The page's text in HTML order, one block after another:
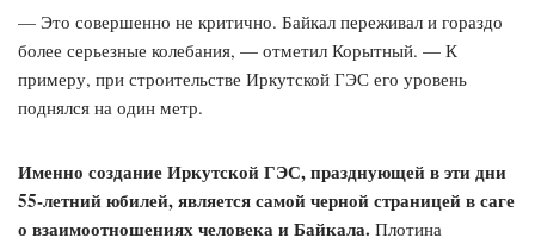
— Это совершенно не критично. Байкал переживал и гораздо
более серьезные колебания, — отметил Корытный. — К
примеру, при строительстве Иркутской ГЭС его уровень
поднялся на один метр.
Именно создание Иркутской ГЭС, празднующей в эти дни
55-летний юбилей, является самой черной страницей в саге
о взаимоотношениях человека и Байкала. Плотина